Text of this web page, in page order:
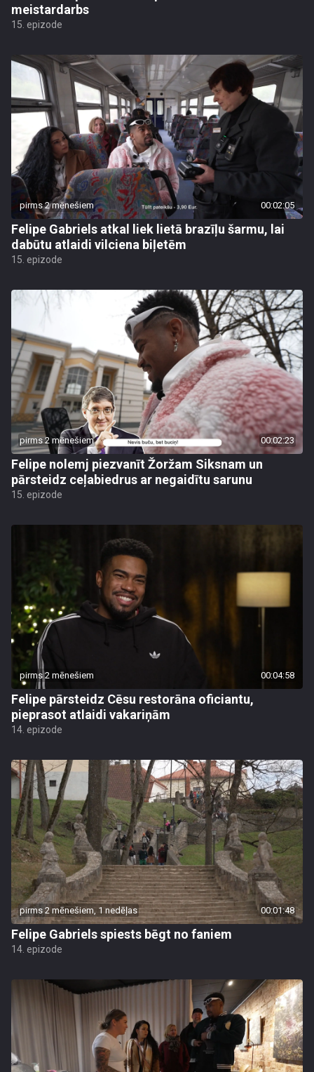
meistardarbs
15. epizode
pirms 2 mēnešiem 00:02:05
Felipe Gabriels atkal liek lietā brazīļu šarmu, lai
dabūtu atlaidi vilciena biļetēm
15. epizode
pirms 2 mēnešiem 00:02:23
Felipe nolemj piezvanīt Žoržam Siksnam un
pārsteidz ceļabiedrus ar negaidītu sarunu
15. epizode
pirms 2 mēnešiem 00:04:58
Felipe pārsteidz Cēsu restorāna oficiantu,
pieprasot atlaidi vakariņām
14. epizode
pirms 2 mēnešiem, 1 nedēļas 00:01:48
Felipe Gabriels spiests bēgt no faniem
14. epizode